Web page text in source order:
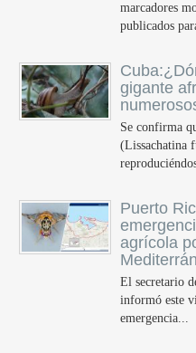
marcadores
publicados
gigante
Se confirma
(Lissachatina
Puerto
agrícola
El secretario
informó este
emergencia...